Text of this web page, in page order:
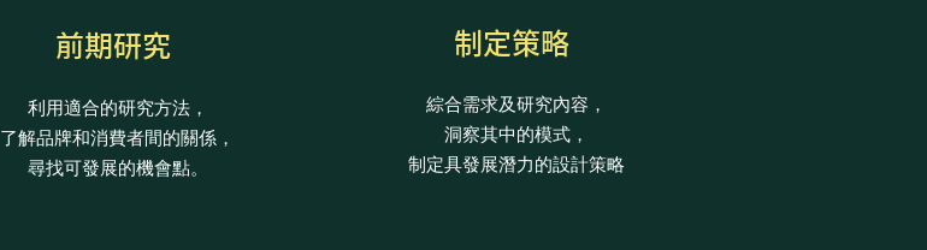
前期研究
利用適合的研究方法，
了解品牌和消費者間的關係，
​尋找可發展的機會點。
制定策略
綜合需求及研究內容，
洞察其中的模式，
​制定具發展潛力的設計策略